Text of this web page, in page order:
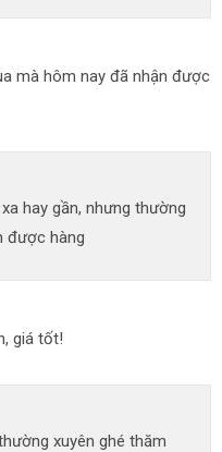
mà hôm nay đã nhận được
hay gần, nhưng thường
được hàng
giá tốt!
xuyên ghé thăm